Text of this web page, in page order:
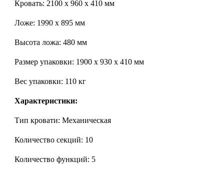
Кровать: 2100 х 960 х 410 мм
Ложе: 1990 х 895 мм
Высота ложа:480 мм
Размер упаковки: 1900 х 930 х 410 мм
Вес упаковки: 110 кг
Характеристики:
Тип кровати:Механическая
Количество секций: 10
Количество функций: 5